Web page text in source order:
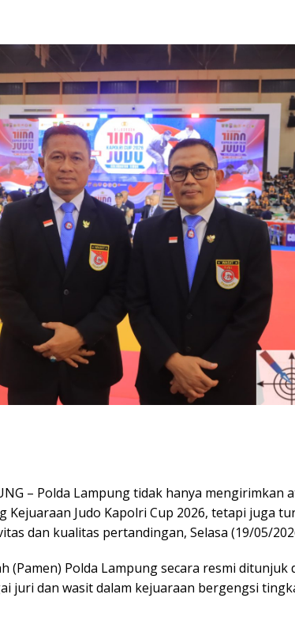
– Polda Lampung tidak hanya mengirimkan
Kejuaraan Judo Kapolri Cup 2026, tetapi juga
dan kualitas pertandingan, Selasa (19/05/
(Pamen) Polda Lampung secara resmi ditunjuk
juri dan wasit dalam kejuaraan bergengsi